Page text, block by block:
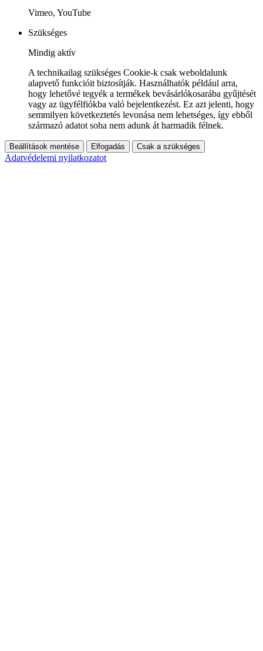
Vimeo, YouTube
Szükséges
Mindig aktív
A technikailag szükséges Cookie-k csak weboldalunk
alapvető funkcióit biztosítják. Használhatók például arra,
hogy lehetővé tegyék a termékek bevásárlókosarába gyűjtését
vagy az ügyfélfiókba való bejelentkezést. Ez azt jelenti, hogy
semmilyen következtetés levonása nem lehetséges, így ebből
származó adatot soha nem adunk át harmadik félnek.
Beállítások mentése Elfogadás Csak a szükséges
Adatvédelemi nyilatkozatot